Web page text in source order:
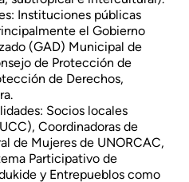
Instituciones públicas
el Gobierno
(GAD) Municipal de
de Protección de
de Derechos,
Socios locales
Coordinadoras de
de Mujeres de UNORCAC,
Participativo de
y Entrepueblos como